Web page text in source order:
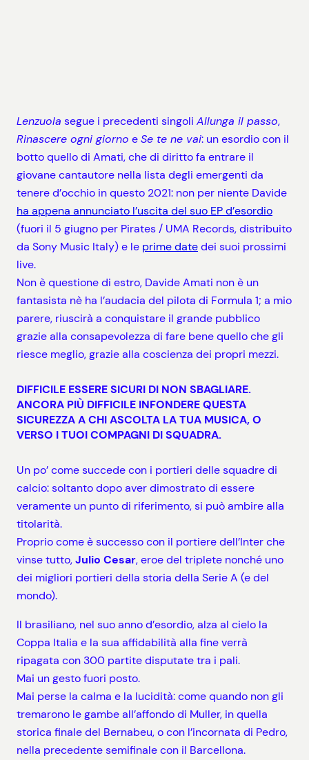
Lenzuola segue i precedenti singoli Allunga il passo,
Rinascere ogni giorno eSe te ne vai: un esordio con il
botto quello di Amati, che di diritto fa entrare il
giovane cantautore nella lista degli emergenti da
tenere d’occhio in questo 2021: non per niente Davide
ha appena annunciato l’uscita del suo EP d’esordio
(fuori il 5 giugno per Pirates / UMA Records, distribuito
da Sony Music Italy) e le prime datedei suoi prossimi
live.
Non è questione di estro, Davide Amati non è un
fantasista nè ha l’audacia del pilota di Formula 1; a mio
parere, riuscirà a conquistare il grande pubblico
grazie alla consapevolezza di fare bene quello che gli
riesce meglio, grazie alla coscienza dei propri mezzi.
DIFFICILE ESSERE SICURI DI NON SBAGLIARE.
ANCORA PIÙ DIFFICILE INFONDERE QUESTA
SICUREZZA A CHI ASCOLTA LA TUA MUSICA, O
VERSO I TUOI COMPAGNI DI SQUADRA.
Un po’ come succede con i portieri delle squadre di
calcio: soltanto dopo aver dimostrato di essere
veramente un punto di riferimento, si può ambire alla
titolarità.
Proprio come è successo con il portiere dell’Inter che
vinse tutto,Julio Cesar, eroe del triplete nonché uno
dei migliori portieri della storia della Serie A (e del
mondo).
Il brasiliano, nel suo anno d’esordio, alza al cielo la
Coppa Italia e la sua affidabilità alla fine verrà
ripagata con 300 partite disputate tra i pali.
Mai un gesto fuori posto.
Mai perse la calma e la lucidità: come quando non gli
tremarono le gambe all’affondo di Muller, in quella
storica finale del Bernabeu, o con l’incornata di Pedro,
nella precedente semifinale con il Barcellona.